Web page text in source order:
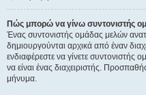
Πώς μπορώ να γίνω συντονιστής
Ένας συντονιστής ομάδας μελών
δημιουργούνται αρχικά από έναν
ενδιαφέρεστε να γίνετε
να είναι ένας διαχειριστής.
μήνυμα.